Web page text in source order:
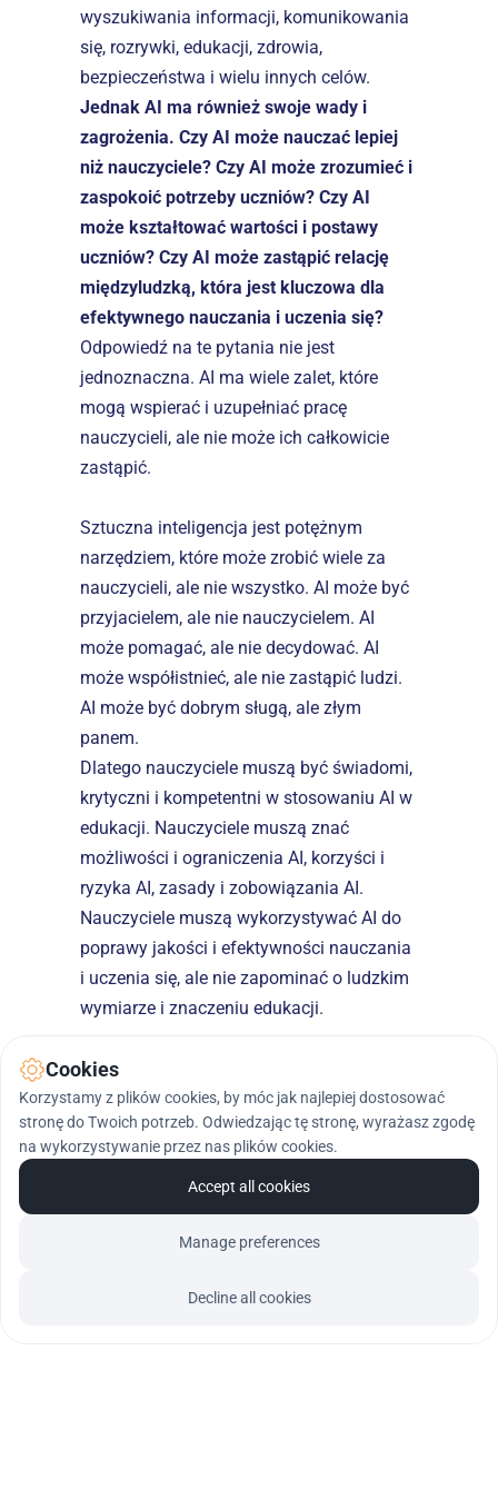
wyszukiwania informacji, komunikowania
się, rozrywki, edukacji, zdrowia,
bezpieczeństwa i wielu innych celów.
Jednak AI ma również swoje wady i
zagrożenia. Czy AI może nauczać lepiej
niż nauczyciele? Czy AI może zrozumieć i
zaspokoić potrzeby uczniów? Czy AI
może kształtować wartości i postawy
uczniów? Czy AI może zastąpić relację
międzyludzką, która jest kluczowa dla
efektywnego nauczania i uczenia się?
Odpowiedź na te pytania nie jest
jednoznaczna. AI ma wiele zalet, które
mogą wspierać i uzupełniać pracę
nauczycieli, ale nie może ich całkowicie
zastąpić.
Sztuczna inteligencja jest potężnym
narzędziem, które może zrobić wiele za
nauczycieli, ale nie wszystko. AI może być
przyjacielem, ale nie nauczycielem. AI
może pomagać, ale nie decydować. AI
może współistnieć, ale nie zastąpić ludzi.
AI może być dobrym sługą, ale złym
panem.
Dlatego nauczyciele muszą być świadomi,
krytyczni i kompetentni w stosowaniu AI w
edukacji. Nauczyciele muszą znać
możliwości i ograniczenia AI, korzyści i
ryzyka AI, zasady i zobowiązania AI.
Nauczyciele muszą wykorzystywać AI do
poprawy jakości i efektywności nauczania
i uczenia się, ale nie zapominać o ludzkim
wymiarze i znaczeniu edukacji.
O tym jak mądrze wykorzystać sztuczną
inteligencję w pracy z uczniami w klasach
0-3 z korzyścią dla nauczyciela i ucznia
dowiesz się podczas tego programu
szkoleniowego. Tutaj znajdziesz nowości
w zakresie wykorzystania AI w pracy ze
starszymi uczniami.
wszystkich nauczycieli z
Cookies
Korzystamy z plików cookies, by móc jak najlepiej dostosować
stronę do Twoich potrzeb. Odwiedzając tę stronę, wyrażasz zgodę
na wykorzystywanie przez nas plików cookies.
Decline all cookies
Manage preferences
Accept all cookies